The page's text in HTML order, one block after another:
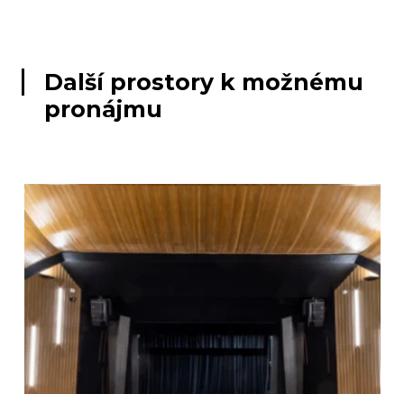
Další prostory k možnému
pronájmu